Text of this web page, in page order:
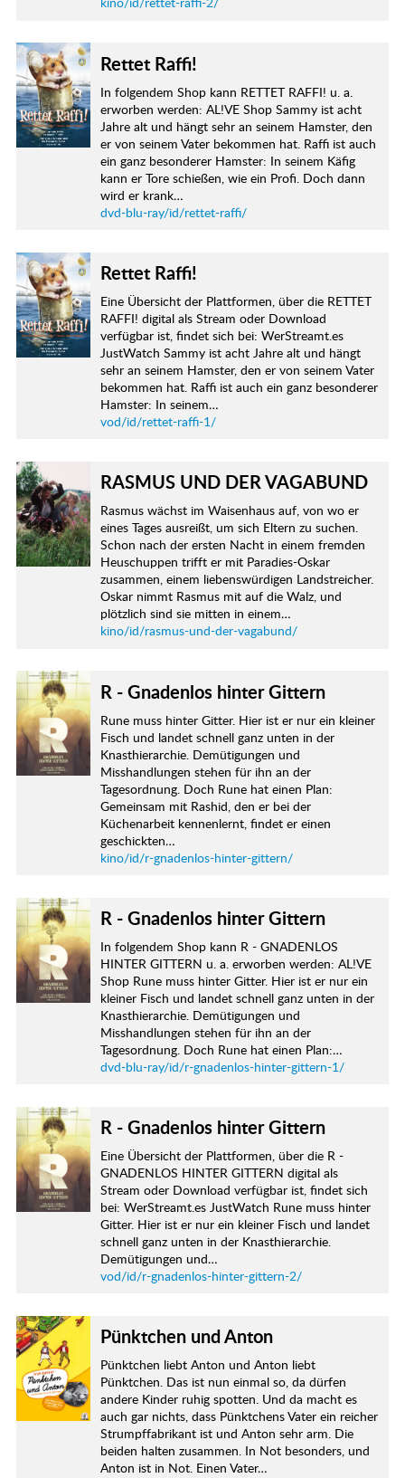
Rettet Raffi!
In folgendem Shop kann RETTET RAFFI! u. a.
erworben werden: AL!VE Shop Sammy ist acht
Jahre alt und hängt sehr an seinem Hamster, den
er von seinem Vater bekommen hat. Raffi ist auch
ein ganz besonderer Hamster: In seinem Käfig
kann er Tore schießen, wie ein Profi. Doch dann
wird er krank…
dvd-blu-ray/id/rettet-raffi/
Rettet Raffi!
Eine Übersicht der Plattformen, über die RETTET
RAFFI! digital als Stream oder Download
verfügbar ist, findet sich bei: WerStreamt.es
JustWatch Sammy ist acht Jahre alt und hängt
sehr an seinem Hamster, den er von seinem Vater
bekommen hat. Raffi ist auch ein ganz besonderer
Hamster: In seinem…
vod/id/rettet-raffi-1/
RASMUS UND DER VAGABUND
Rasmus wächst im Waisenhaus auf, von wo er
eines Tages ausreißt, um sich Eltern zu suchen.
Schon nach der ersten Nacht in einem fremden
Heuschuppen trifft er mit Paradies-Oskar
zusammen, einem liebenswürdigen Landstreicher.
Oskar nimmt Rasmus mit auf die Walz, und
plötzlich sind sie mitten in einem…
kino/id/rasmus-und-der-vagabund/
R - Gnadenlos hinter Gittern
Rune muss hinter Gitter. Hier ist er nur ein kleiner
Fisch und landet schnell ganz unten in der
Knasthierarchie. Demütigungen und
Misshandlungen stehen für ihn an der
Tagesordnung. Doch Rune hat einen Plan:
Gemeinsam mit Rashid, den er bei der
Küchenarbeit kennenlernt, findet er einen
geschickten…
kino/id/r-gnadenlos-hinter-gittern/
R - Gnadenlos hinter Gittern
In folgendem Shop kann R - GNADENLOS
HINTER GITTERN u. a. erworben werden: AL!VE
Shop Rune muss hinter Gitter. Hier ist er nur ein
kleiner Fisch und landet schnell ganz unten in der
Knasthierarchie. Demütigungen und
Misshandlungen stehen für ihn an der
Tagesordnung. Doch Rune hat einen Plan:…
dvd-blu-ray/id/r-gnadenlos-hinter-gittern-1/
R - Gnadenlos hinter Gittern
Eine Übersicht der Plattformen, über die R -
GNADENLOS HINTER GITTERN digital als
Stream oder Download verfügbar ist, findet sich
bei: WerStreamt.es JustWatch Rune muss hinter
Gitter. Hier ist er nur ein kleiner Fisch und landet
schnell ganz unten in der Knasthierarchie.
Demütigungen und…
vod/id/r-gnadenlos-hinter-gittern-2/
Pünktchen und Anton
Pünktchen liebt Anton und Anton liebt
Pünktchen. Das ist nun einmal so, da dürfen
andere Kinder ruhig spotten. Und da macht es
auch gar nichts, dass Pünktchens Vater ein reicher
Strumpffabrikant ist und Anton sehr arm. Die
beiden halten zusammen. In Not besonders, und
Anton ist in Not. Einen Vater…